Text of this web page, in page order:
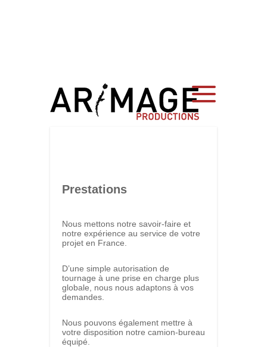
Prestations
Nous mettons notre savoir-faire et
notre expérience au service de votre
projet en France.
D’une simple autorisation de
tournage à une prise en charge plus
globale, nous nous adaptons à vos
demandes.
Nous pouvons également mettre à
votre disposition notre camion-bureau
équipé.